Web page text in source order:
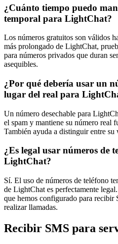
¿Cuánto tiempo puedo
temporal para LightChat?
Los números gratuitos son válidos
más prolongado de LightChat,
para números privados que duran
asequibles.
¿Por qué debería usar un
lugar del real para
Un número desechable para
el spam y mantiene su número real
También ayuda a distinguir entre su
¿Es legal usar números de
LightChat?
Sí. El uso de números de teléfono
de LightChat es perfectamente
que hemos configurado para recibir
realizar llamadas.
Recibir SMS para